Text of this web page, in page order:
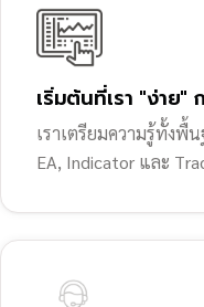
เริ่มต้นที่เรา "ง่าย"
เราเตรียมความรู้ทั้งพื้
EA, Indicator และ